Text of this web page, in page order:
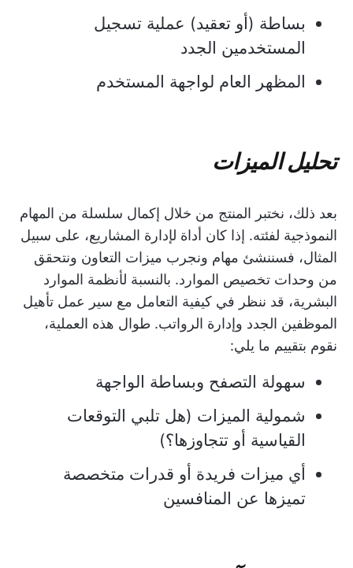
بساطة (أو تعقيد) عملية تسجيل
المستخدمين الجدد
المظهر العام لواجهة المستخدم
تحليل الميزات
بعد ذلك، نختبر المنتج من خلال إكمال سلسلة من المهام
النموذجية لفئته. إذا كان أداة لإدارة المشاريع، على سبيل
المثال، فسننشئ مهام ونجرب ميزات التعاون ونتحقق
من وحدات تخصيص الموارد. بالنسبة لأنظمة الموارد
البشرية، قد ننظر في كيفية التعامل مع سير عمل تأهيل
الموظفين الجدد وإدارة الرواتب. طوال هذه العملية،
نقوم بتقييم ما يلي:
سهولة التصفح وبساطة الواجهة
شمولية الميزات (هل تلبي التوقعات
القياسية أو تتجاوزها؟)
أي ميزات فريدة أو قدرات متخصصة
تميزها عن المنافسين